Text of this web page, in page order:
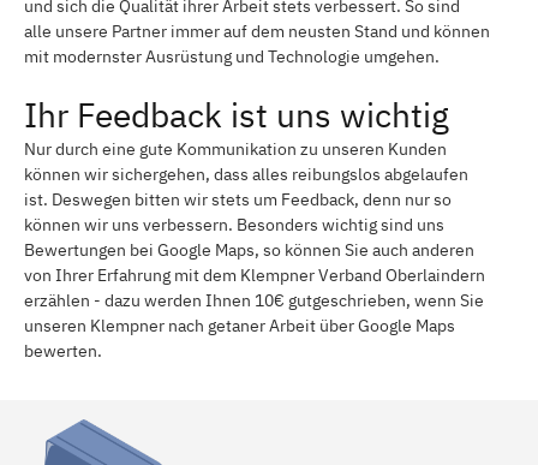
und sich die Qualität ihrer Arbeit stets verbessert. So sind
alle unsere Partner immer auf dem neusten Stand und können
mit modernster Ausrüstung und Technologie umgehen.
Ihr Feedback ist uns wichtig
Nur durch eine gute Kommunikation zu unseren Kunden
können wir sichergehen, dass alles reibungslos abgelaufen
ist. Deswegen bitten wir stets um Feedback, denn nur so
können wir uns verbessern. Besonders wichtig sind uns
Bewertungen bei Google Maps, so können Sie auch anderen
von Ihrer Erfahrung mit dem Klempner Verband Oberlaindern
erzählen - dazu werden Ihnen 10€ gutgeschrieben, wenn Sie
unseren Klempner nach getaner Arbeit über Google Maps
bewerten.